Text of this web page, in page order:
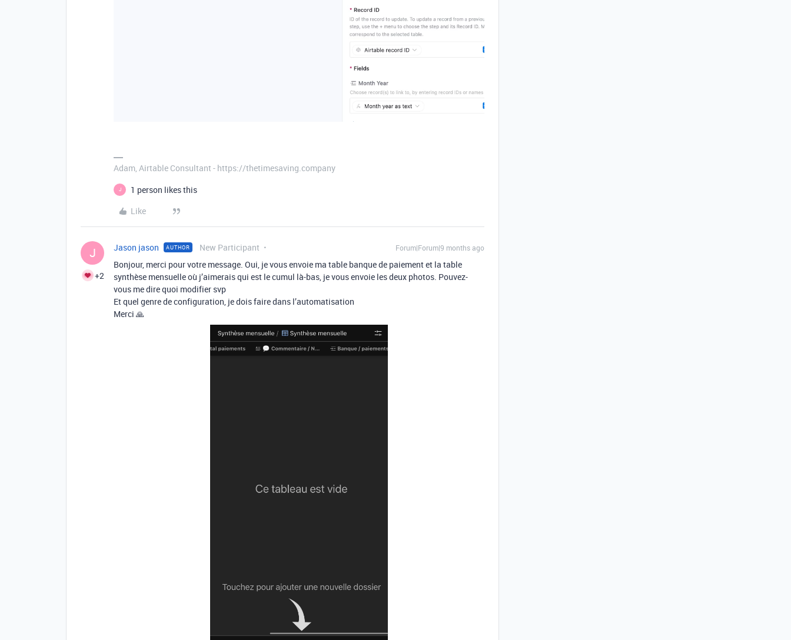
Adam, Airtable Consultant - https://thetimesaving.company
J
1 person likes this
Like
J
+2
Jason jason AUTHOR New Participant Forum|Forum|9 months ago
Bonjour, merci pour votre message. Oui, je vous envoie ma table banque de paiement et la table
synthèse mensuelle où j’aimerais qui est le cumul là-bas, je vous envoie les deux photos. Pouvez-
vous me dire quoi modifier svp
Et quel genre de configuration, je dois faire dans l’automatisation
Merci 🙏